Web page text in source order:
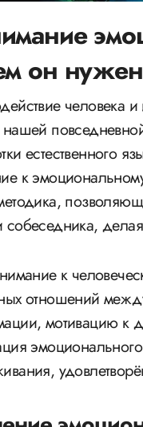
он нужен
естественного
к
собеседника,
к
отношений
мотивацию к